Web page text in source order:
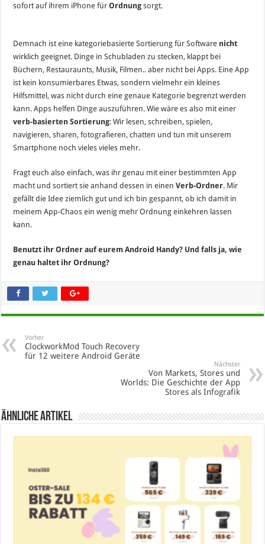
sofort auf ihrem iPhone fürOrdnung sorgt.
Demnach ist eine kategoriebasierte Sortierung für Software nicht
wirklich geeignet. Dinge in Schubladen zu stecken, klappt bei
Büchern, Restauraunts, Musik, Filmen.. aber nicht bei Apps. Eine App
ist kein konsumierbares Etwas, sondern vielmehr ein kleines
Hilfsmittel, was nicht durch eine genaue Kategorie begrenzt werden
kann. Apps helfen Dinge auszuführen. Wie wäre es also mit einer
verb-basierten Sortierung: Wir lesen, schreiben, spielen,
navigieren, sharen, fotografieren, chatten und tun mit unserem
Smartphone noch vieles vieles mehr.
Fragt euch also einfach, was ihr genau mit einer bestimmten App
macht und sortiert sie anhand dessen in einenVerb-Ordner. Mir
gefällt die Idee ziemlich gut und ich bin gespannt, ob ich damit in
meinem App-Chaos ein wenig mehr Ordnung einkehren lassen
kann.
Benutzt ihr Ordner auf eurem Android Handy? Und falls ja, wie
genau haltet ihr Ordnung?
Vorher
ClockworkMod Touch Recovery
für 12 weitere Android Geräte
Nächster
Von Markets, Stores und
Worlds: Die Geschichte der App
Stores als Infografik
Ähnliche Artikel